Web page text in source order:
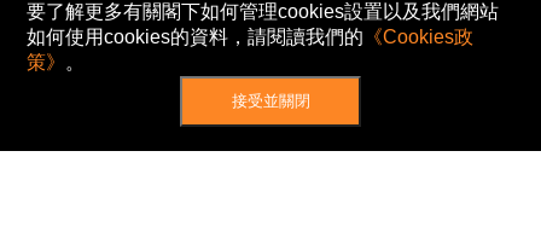
要了解更多有關閣下如何管理cookies設置以及我們網站
如何使用cookies的資料，請閱讀我們的 《Cookies政
策》 。
接受並關閉